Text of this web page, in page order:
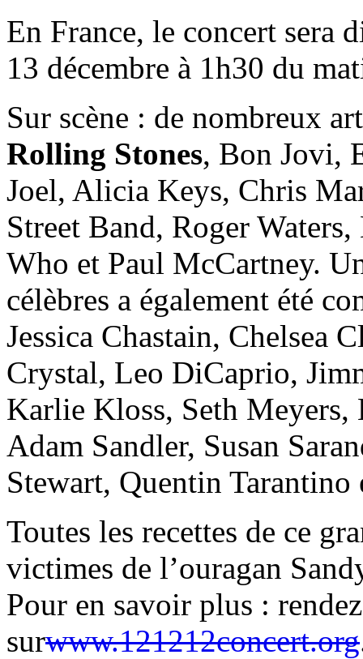
En France, le concert sera
13 décembre à 1h30 du
Sur scène : de nombreux
Rolling Stones, Bon Jovi,
Joel, Alicia Keys, Chris
Street Band, Roger
Who et Paul McCartney.
célèbres a également été
Jessica Chastain, Chelsea
Crystal, Leo DiCaprio,
Karlie Kloss, Seth
Adam Sandler, Susan
Stewart, Quentin
Toutes les recettes de ce
victimes de l’ouragan
Pour en savoir plus :
surwww.121212concert.org